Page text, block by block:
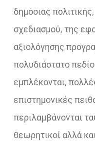
δημόσιας
σχεδιασμού, της
αξιολόγησης
πολυδιάστατο
εμπλέκονται,
επιστημονικές
περιλαμβάνονται
θεωρητικοί αλλά